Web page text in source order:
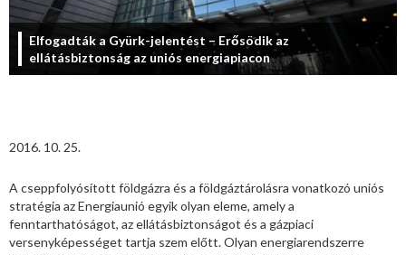
Elfogadták a Gyürk-jelentést – Erősödik az
ellátásbiztonság az uniós energiapiacon
2016. 10. 25.
A cseppfolyósított földgázra és a földgáztárolásra vonatkozó uniós
stratégia az Energiaunió egyik olyan eleme, amely a
fenntarthatóságot, az ellátásbiztonságot és a gázpiaci
versenyképességet tartja szem előtt. Olyan energiarendszerre